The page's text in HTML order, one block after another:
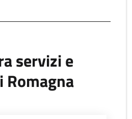
servizi e